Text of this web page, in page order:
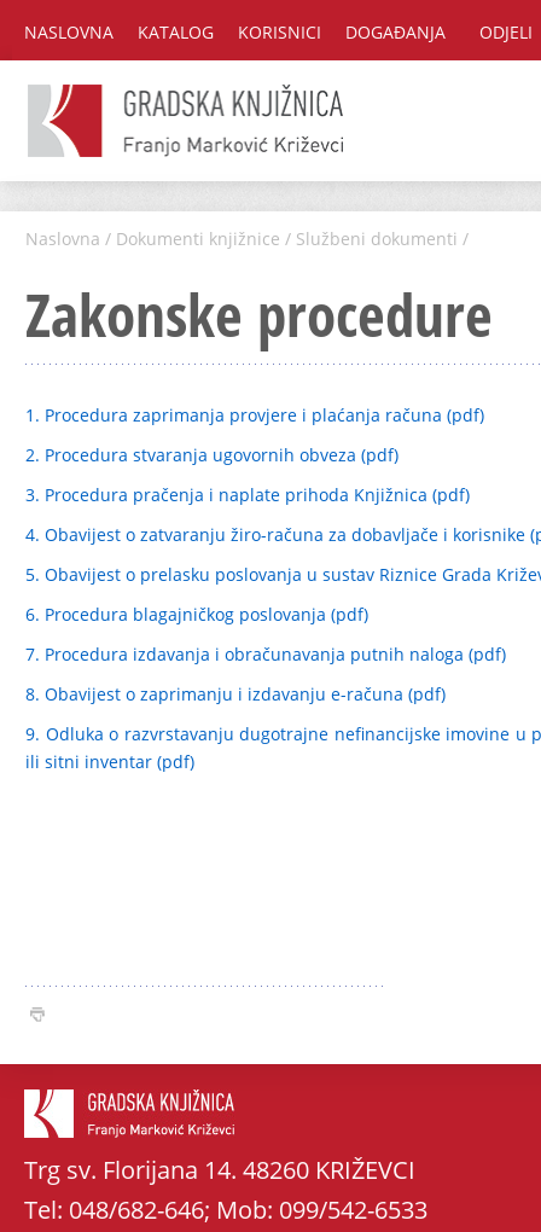
NASLOVNA KATALOG KORISNICI DOGAĐANJA ODJELI
Naslovna / Dokumenti knjižnice / Službeni dokumenti /
Zakonske procedure
1. Procedura zaprimanja provjere i plaćanja računa (pdf)
2. Procedura stvaranja ugovornih obveza (pdf)
3. Procedura pračenja i naplate prihoda Knjižnica (pdf)
4. Obavijest o zatvaranju žiro-računa za dobavljače i korisnike
5. Obavijest o prelasku poslovanja u sustav Riznice Grada
6. Procedura blagajničkog poslovanja (pdf)
7. Procedura izdavanja i obračunavanja putnih naloga (pdf)
8. Obavijest o zaprimanju i izdavanju e-računa (pdf)
9. Odluka o razvrstavanju dugotrajne nefinancijske imovine
ili sitni inventar (pdf)
Trg sv. Florijana 14. 48260 KRIŽEVCI
Tel: 048/682-646; Mob: 099/542-6533